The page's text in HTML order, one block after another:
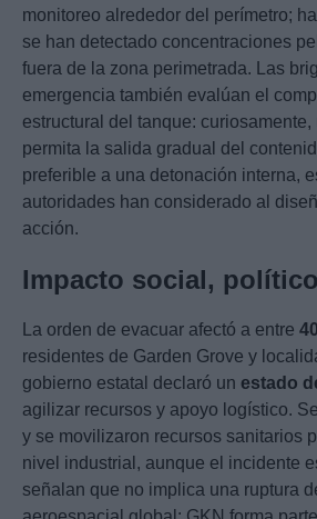
monitoreo alrededor del perímetro;
se han detectado concentraciones
fuera de la zona perimetrada. Las
emergencia también evalúan el
estructural del tanque: curiosamente,
permita la salida gradual del
preferible a una detonación interna,
autoridades han considerado al
acción.
Impacto social,
La orden de evacuar afectó a entre
residentes de Garden Grove y
gobierno estatal declaró un estado
agilizar recursos y apoyo logístico.
y se movilizaron recursos sanitarios
nivel industrial, aunque el incidente
señalan que no implica una ruptura